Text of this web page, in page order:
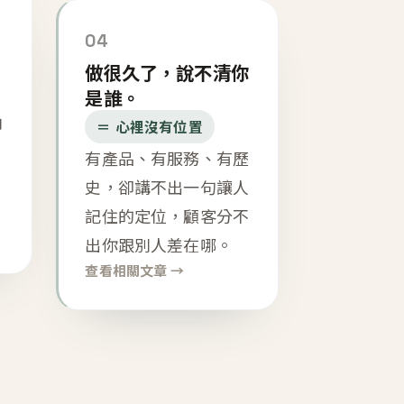
04
做很久了，說不清你
是誰。
＝ 心裡沒有位置
有產品、有服務、有歷
史，卻講不出一句讓人
記住的定位，顧客分不
出你跟別人差在哪。
查看相關文章 →